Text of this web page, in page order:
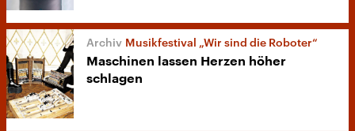
Musikfestival „Wir sind die Roboter“
Maschinen lassen Herzen höher
schlagen